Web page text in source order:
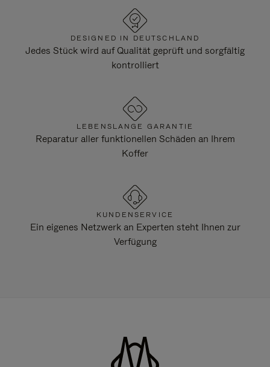
DESIGNED IN DEUTSCHLAND
Jedes Stück wird auf Qualität geprüft und sorgfältig
kontrolliert
LEBENSLANGE GARANTIE
Reparatur aller funktionellen Schäden an Ihrem
Koffer
KUNDENSERVICE
Ein eigenes Netzwerk an Experten steht Ihnen zur
Verfügung